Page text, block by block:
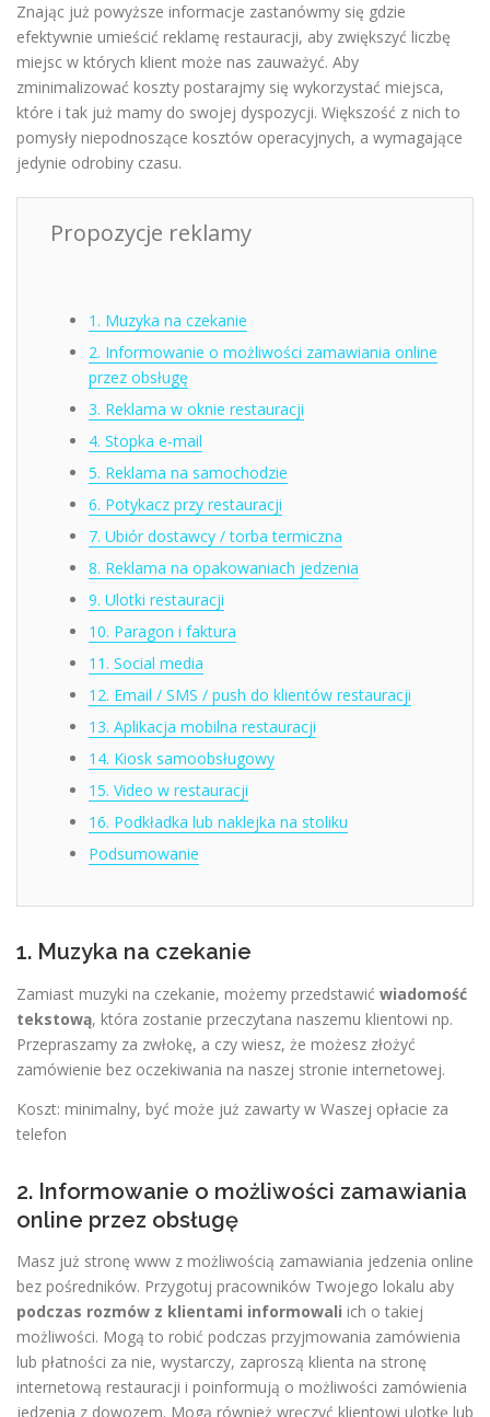
Znając już powyższe informacje zastanówmy się gdzie
efektywnie umieścić reklamę restauracji, aby zwiększyć liczbę
miejsc w których klient może nas zauważyć. Aby
zminimalizować koszty postarajmy się wykorzystać miejsca,
które i tak już mamy do swojej dyspozycji. Większość z nich to
pomysły niepodnoszące kosztów operacyjnych, a wymagające
jedynie odrobiny czasu.
Propozycje reklamy
1. Muzyka na czekanie
2. Informowanie o możliwości zamawiania online
przez obsługę
3. Reklama w oknie restauracji
4. Stopka e-mail
5. Reklama na samochodzie
6. Potykacz przy restauracji
7. Ubiór dostawcy / torba termiczna
8. Reklama na opakowaniach jedzenia
9. Ulotki restauracji
10. Paragon i faktura
11. Social media
12. Email / SMS / push do klientów restauracji
13. Aplikacja mobilna restauracji
14. Kiosk samoobsługowy
15. Video w restauracji
16. Podkładka lub naklejka na stoliku
Podsumowanie
1. Muzyka na czekanie
Zamiast muzyki na czekanie, możemy przedstawić wiadomość
tekstową, która zostanie przeczytana naszemu klientowi np.
Przepraszamy za zwłokę, a czy wiesz, że możesz złożyć
zamówienie bez oczekiwania na naszej stronie internetowej.
Koszt: minimalny, być może już zawarty w Waszej opłacie za
telefon
2. Informowanie o możliwości zamawiania
online przez obsługę
Masz już stronę www z możliwością zamawiania jedzenia online
bez pośredników. Przygotuj pracowników Twojego lokalu aby
podczas rozmów z klientami informowali ich o takiej
możliwości. Mogą to robić podczas przyjmowania zamówienia
lub płatności za nie, wystarczy, zaproszą klienta na stronę
internetową restauracji i poinformują o możliwości zamówienia
jedzenia z dowozem. Mogą również wręczyć klientowi ulotkę lub